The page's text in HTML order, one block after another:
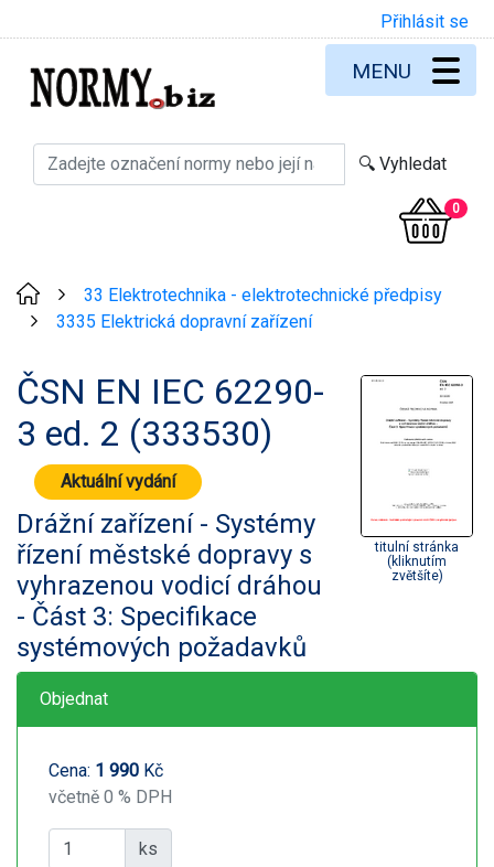
Přihlásit se
0
MENU
33 Elektrotechnika - elektrotechnické předpisy
3335 Elektrická dopravní zařízení
ČSN EN IEC 62290-
3 ed. 2 (333530)
Aktuální vydání
Drážní zařízení - Systémy
řízení městské dopravy s
vyhrazenou vodicí dráhou
- Část 3: Specifikace
systémových požadavků
titulní stránka
(kliknutím
zvětšíte)
Objednat
Cena: 1 990 Kč
včetně 0 % DPH
ks